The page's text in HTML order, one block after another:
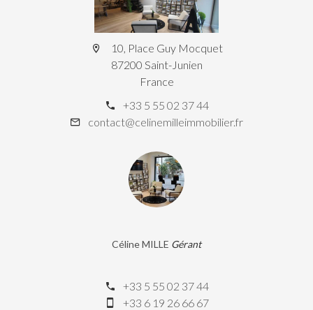
10, Place Guy Mocquet
87200 Saint-Junien
France
+33 5 55 02 37 44
contact@celinemilleimmobilier.fr
Céline MILLE Gérant
+33 5 55 02 37 44
+33 6 19 26 66 67